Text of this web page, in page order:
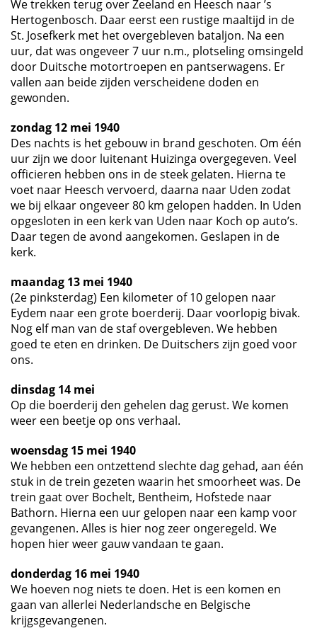
We trekken terug over Zeeland en Heesch naar ’s
Hertogenbosch. Daar eerst een rustige maaltijd in de
St. Josefkerk met het overgebleven bataljon. Na een
uur, dat was ongeveer 7 uur n.m., plotseling omsingeld
door Duitsche motortroepen en pantserwagens. Er
vallen aan beide zijden verscheidene doden en
gewonden.
zondag 12 mei 1940
Des nachts is het gebouw in brand geschoten. Om één
uur zijn we door luitenant Huizinga overgegeven. Veel
officieren hebben ons in de steek gelaten. Hierna te
voet naar Heesch vervoerd, daarna naar Uden zodat
we bij elkaar ongeveer 80 km gelopen hadden. In Uden
opgesloten in een kerk van Uden naar Koch op auto’s.
Daar tegen de avond aangekomen. Geslapen in de
kerk.
maandag 13 mei 1940
(2e pinksterdag) Een kilometer of 10 gelopen naar
Eydem naar een grote boerderij. Daar voorlopig bivak.
Nog elf man van de staf overgebleven. We hebben
goed te eten en drinken. De Duitschers zijn goed voor
ons.
dinsdag 14 mei
Op die boerderij den gehelen dag gerust. We komen
weer een beetje op ons verhaal.
woensdag 15 mei 1940
We hebben een ontzettend slechte dag gehad, aan één
stuk in de trein gezeten waarin het smoorheet was. De
trein gaat over Bochelt, Bentheim, Hofstede naar
Bathorn. Hierna een uur gelopen naar een kamp voor
gevangenen. Alles is hier nog zeer ongeregeld. We
hopen hier weer gauw vandaan te gaan.
donderdag 16 mei 1940
We hoeven nog niets te doen. Het is een komen en
gaan van allerlei Nederlandsche en Belgische
krijgsgevangenen.